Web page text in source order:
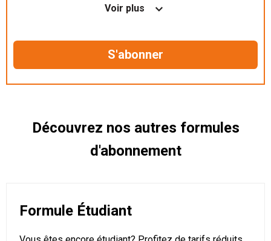
Nos articles en illimité sur ordinateur, tablette et
Le magazine TelQuel en numérique avant la sortie
Des informations confidentielles résérvées aux
Voir plus
Découvrez nos autres formules
d'abonnement
Formule Étudiant